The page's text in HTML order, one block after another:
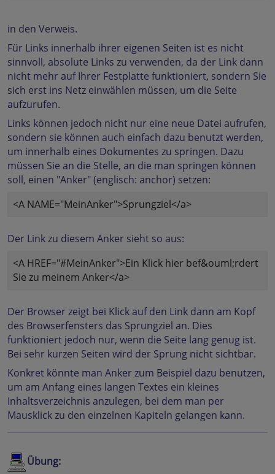
in den Verweis.
Für Links innerhalb ihrer eigenen Seiten ist es nicht
sinnvoll, absolute Links zu verwenden, da der Link dann
nicht mehr auf Ihrer Festplatte funktioniert, sondern Sie
sich erst ins Netz einwählen müssen, um die Seite
aufzurufen.
Links können jedoch nicht nur eine neue Datei aufrufen,
sondern sie können auch einfach dazu benutzt werden,
um innerhalb eines Dokumentes zu springen. Dazu
müssen Sie an die Stelle, an die man springen können
soll, einen "Anker" (englisch: anchor) setzen:
<A NAME="MeinAnker">Sprungziel</a>
Der Link zu diesem Anker sieht so aus:
<A HREF="#MeinAnker">Ein Klick hier bef&ouml;rdert
Sie zu meinem Anker</a>
Der Browser zeigt bei Klick auf den Link dann am Kopf
des Browserfensters das Sprungziel an. Dies
funktioniert jedoch nur, wenn die Seite lang genug ist.
Bei sehr kurzen Seiten wird der Sprung nicht sichtbar.
Konkret könnte man Anker zum Beispiel dazu benutzen,
um am Anfang eines langen Textes ein kleines
Inhaltsverzeichnis anzulegen, bei dem man per
Mausklick zu den einzelnen Kapiteln gelangen kann.
Übung: